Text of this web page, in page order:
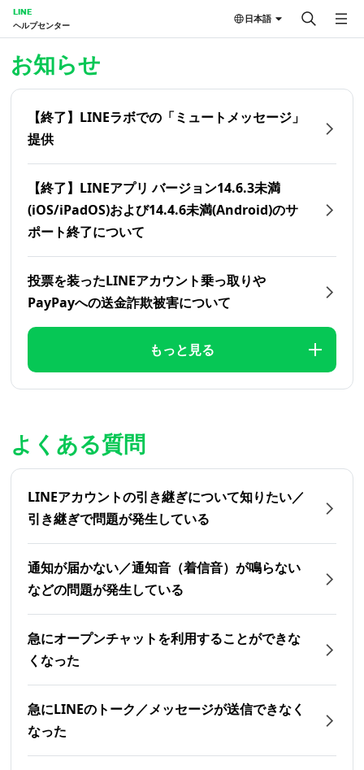
LINE
ヘルプセンター
日本語
お知らせ
【終了】LINEラボでの「ミュートメッセージ」
提供
【終了】LINEアプリ バージョン14.6.3未満
(iOS/iPadOS)および14.4.6未満(Android)のサ
ポート終了について
投票を装ったLINEアカウント乗っ取りや
PayPayへの送金詐欺被害について
もっと見る
よくある質問
LINEアカウントの引き継ぎについて知りたい／
引き継ぎで問題が発生している
通知が届かない／通知音（着信音）が鳴らない
などの問題が発生している
急にオープンチャットを利用することができな
くなった
急にLINEのトーク／メッセージが送信できなく
なった